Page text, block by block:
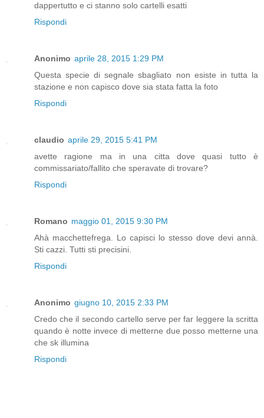
dappertutto e ci stanno solo cartelli esatti
Rispondi
Anonimo aprile 28, 2015 1:29 PM
Questa specie di segnale sbagliato non esiste in tutta la
stazione e non capisco dove sia stata fatta la foto
Rispondi
claudio aprile 29, 2015 5:41 PM
avette ragione ma in una citta dove quasi tutto è
commissariato/fallito che speravate di trovare?
Rispondi
Romano maggio 01, 2015 9:30 PM
Ahà macchettefrega. Lo capisci lo stesso dove devi annà.
Sti cazzi. Tutti sti precisini.
Rispondi
Anonimo giugno 10, 2015 2:33 PM
Credo che il secondo cartello serve per far leggere la scritta
quando è notte invece di metterne due posso metterne una
che sk illumina
Rispondi